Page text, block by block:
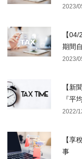
2023/
【
期間
2023/
【新
『平
2022/
【享
事